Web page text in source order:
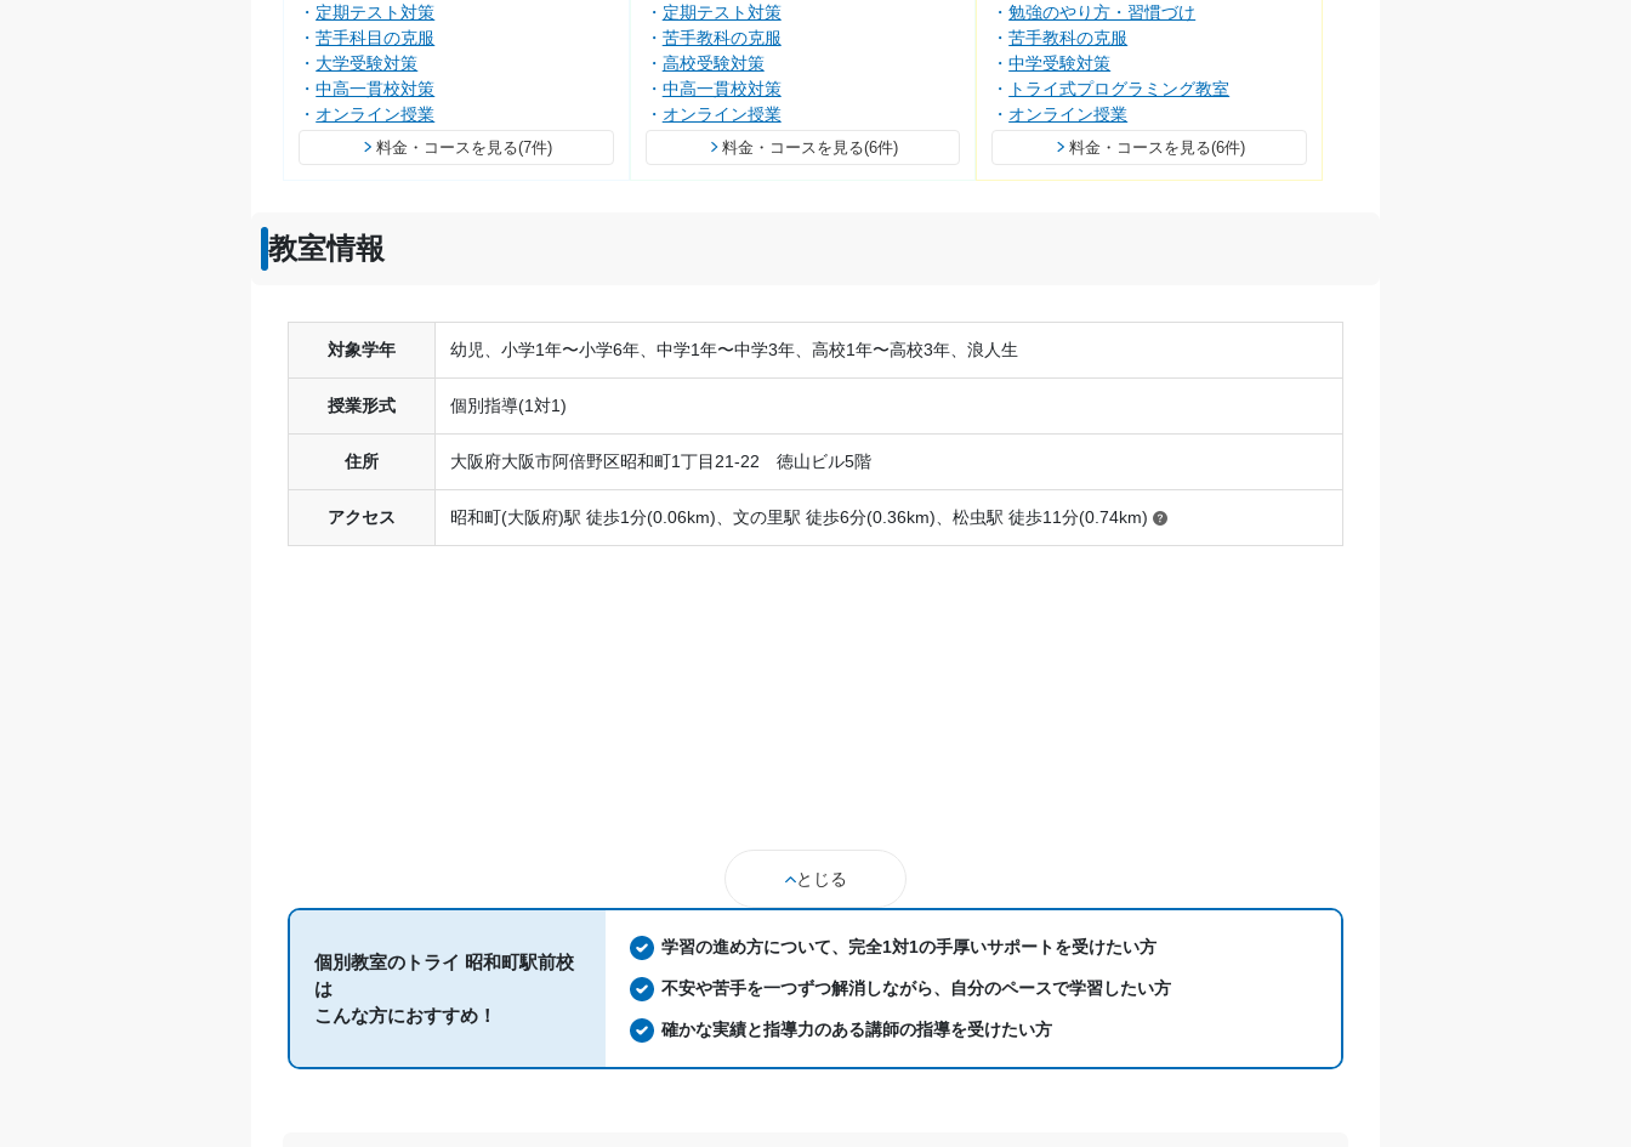
定期テスト対策
苦手科目の克服
大学受験対策
中高一貫校対策
オンライン授業
料金・コースを見る(7件)
定期テスト対策
苦手教科の克服
高校受験対策
中高一貫校対策
オンライン授業
料金・コースを見る(6件)
勉強のやり方・習慣づけ
苦手教科の克服
中学受験対策
トライ式プログラミング教室
オンライン授業
料金・コースを見る(6件)
教室情報
対象学年 幼児、小学1年〜小学6年、中学1年〜中学3年、高校1年〜高校3年、浪人生
授業形式 個別指導(1対1)
住所 大阪府大阪市阿倍野区昭和町1丁目21-22 徳山ビル5階
アクセス 昭和町(大阪府)駅 徒歩1分(0.06km)、文の里駅 徒歩6分(0.36km)、松虫駅 徒歩11分(0.74km)
とじる
個別教室のトライ 昭和町駅前校
は
こんな方におすすめ！
学習の進め方について、完全1対1の手厚いサポートを受けたい方
不安や苦手を一つずつ解消しながら、自分のペースで学習したい方
確かな実績と指導力のある講師の指導を受けたい方